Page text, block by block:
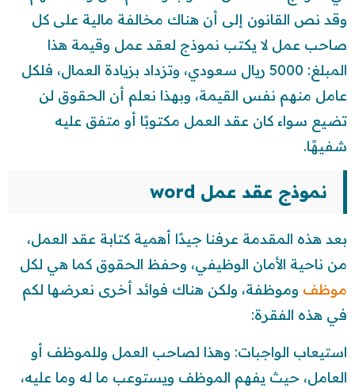
وقد نص القانون إلى أن هناك مخالفة مالية على كل
صاحب عمل لا يكتب نموذج لعقد عمل وقيمة هذا
المبلغ: 5000 ريال سعودي، وتزداد بزيادة العمال، فلكل
عامل منهم نفس القيمة، وبهذا نعلم أن الحقوق لن
تضيع سواء كان عقد العمل مكتوبًا أو متفق عليه
شفيهًا.
نموذج عقد عمل word
بعد هذه المقدمة عرفنا جيدًا أهمية كتابة عقد العمل،
من ناحية الأمان الوظيفي، وحفظ الحقوق كما هي لكل
موظف وموظفة، ولكن هناك فوائد أخرى نعرضها لكم
في هذه الفقرة:
استيعاب الواجبات: وهذا لصاحب العمل وللموظف أو
العامل، حيث يفهم الموظف ويستوعب ما له وما عليه،